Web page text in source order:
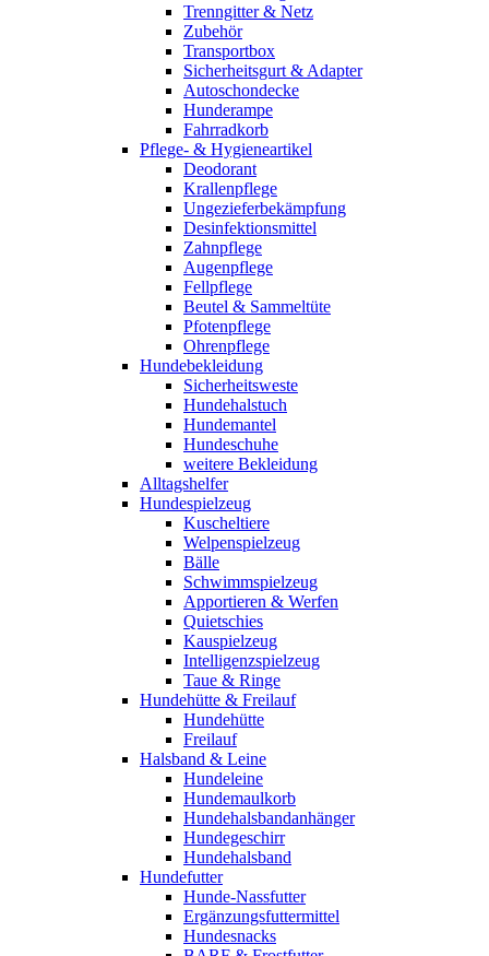
Trenngitter & Netz
Zubehör
Transportbox
Sicherheitsgurt & Adapter
Autoschondecke
Hunderampe
Fahrradkorb
Pflege- & Hygieneartikel
Deodorant
Krallenpflege
Ungezieferbekämpfung
Desinfektionsmittel
Zahnpflege
Augenpflege
Fellpflege
Beutel & Sammeltüte
Pfotenpflege
Ohrenpflege
Hundebekleidung
Sicherheitsweste
Hundehalstuch
Hundemantel
Hundeschuhe
weitere Bekleidung
Alltagshelfer
Hundespielzeug
Kuscheltiere
Welpenspielzeug
Bälle
Schwimmspielzeug
Apportieren & Werfen
Quietschies
Kauspielzeug
Intelligenzspielzeug
Taue & Ringe
Hundehütte & Freilauf
Hundehütte
Freilauf
Halsband & Leine
Hundeleine
Hundemaulkorb
Hundehalsbandanhänger
Hundegeschirr
Hundehalsband
Hundefutter
Hunde-Nassfutter
Ergänzungsfuttermittel
Hundesnacks